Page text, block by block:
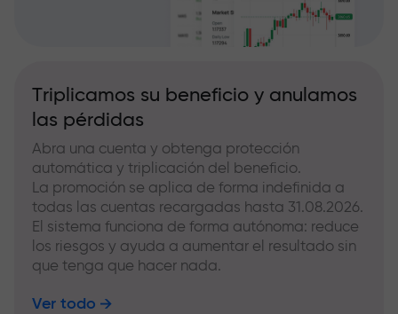
Triplicamos su beneficio y anulamos
las pérdidas
Abra una cuenta y obtenga protección
automática y triplicación del beneficio.
La promoción se aplica de forma indefinida a
todas las cuentas recargadas hasta 31.08.2026.
El sistema funciona de forma autónoma: reduce
los riesgos y ayuda a aumentar el resultado sin
que tenga que hacer nada.
Ver todo